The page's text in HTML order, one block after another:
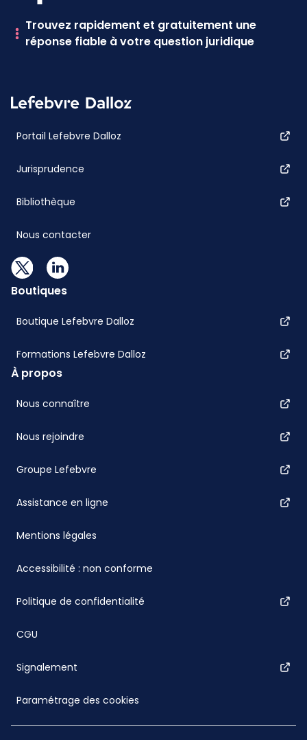
Trouvez rapidement et gratuitement une
réponse fiable à votre question juridique
Portail Lefebvre Dalloz
Jurisprudence
Bibliothèque
Nous contacter
Boutiques
Boutique Lefebvre Dalloz
Formations Lefebvre Dalloz
À propos
Nous connaître
Nous rejoindre
Groupe Lefebvre
Assistance en ligne
Mentions légales
Accessibilité : non conforme
Politique de confidentialité
CGU
Signalement
Paramétrage des cookies